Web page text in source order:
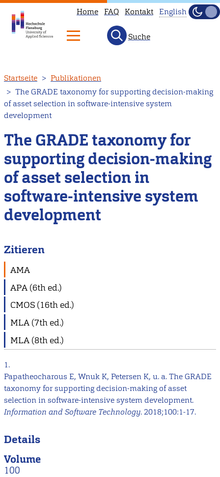
zum
Inhalt
Home FAQ Kontakt
available
Head
to
our
main
page
English
Hell
Suche
Startseite
Publikationen
The GRADE taxonomy for supporting decision-making
of asset selection in software-intensive system
development
The GRADE taxonomy for
supporting decision-making
of asset selection in
software-intensive system
development
Zitieren
AMA
APA (6th ed.)
CMOS (16th ed.)
MLA (7th ed.)
MLA (8th ed.)
1.
Papatheocharous E, Wnuk K, Petersen K, u. a. The GRADE
taxonomy for supporting decision-making of asset
selection in software-intensive system development.
Information and Software Technology. 2018;100:1-17.
Details
Volume
100